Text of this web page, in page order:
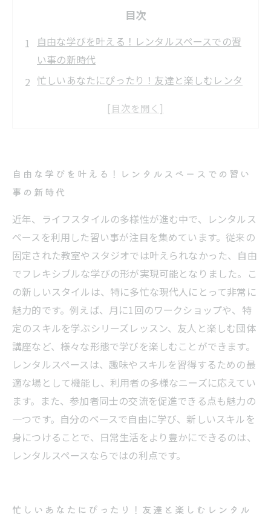
目次
自由な学びを叶える！レンタルスペースでの習
い事の新時代
忙しいあなたにぴったり！友達と楽しむレンタ
多彩なスタイルで学ぶ！月に1度の特別なワー
ースでのシリーズレッスン
新たな出会いと学びの場！レンタルスペースの
可能性
未来の学び方を探る！レンタルスペースで実現
する新たな教育のカタチ
自由な学びを叶える！レンタルスペースでの習い
事の新時代
近年、ライフスタイルの多様性が進む中で、レンタルス
ペースを利用した習い事が注目を集めています。従来の
固定された教室やスタジオでは叶えられなかった、自由
でフレキシブルな学びの形が実現可能となりました。こ
の新しいスタイルは、特に多忙な現代人にとって非常に
魅力的です。例えば、月に1回のワークショップや、特
定のスキルを学ぶシリーズレッスン、友人と楽しむ団体
講座など、様々な形態で学びを楽しむことができます。
レンタルスペースは、趣味やスキルを習得するための最
適な場として機能し、利用者の多様なニーズに応えてい
ます。また、参加者同士の交流を促進できる点も魅力の
一つです。自分のペースで自由に学び、新しいスキルを
身につけることで、日常生活をより豊かにできるのは、
レンタルスペースならではの利点です。
忙しいあなたにぴったり！友達と楽しむレンタル